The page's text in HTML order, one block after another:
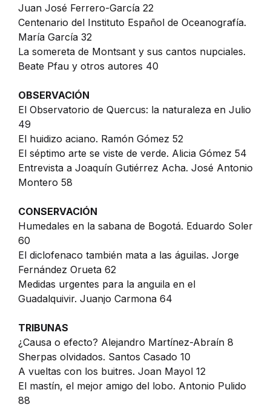
Juan José Ferrero-García 22
Centenario del Instituto Español de Oceanografía.
María García 32
La somereta de Montsant y sus cantos nupciales.
Beate Pfau y otros autores 40
OBSERVACIÓN
El Observatorio de Quercus: la naturaleza en Julio
49
El huidizo aciano. Ramón Gómez 52
El séptimo arte se viste de verde. Alicia Gómez 54
Entrevista a Joaquín Gutiérrez Acha. José Antonio
Montero 58
CONSERVACIÓN
Humedales en la sabana de Bogotá. Eduardo Soler
60
El diclofenaco también mata a las águilas. Jorge
Fernández Orueta 62
Medidas urgentes para la anguila en el
Guadalquivir. Juanjo Carmona 64
TRIBUNAS
¿Causa o efecto? Alejandro Martínez-Abraín 8
Sherpas olvidados. Santos Casado 10
A vueltas con los buitres. Joan Mayol 12
El mastín, el mejor amigo del lobo. Antonio Pulido
88